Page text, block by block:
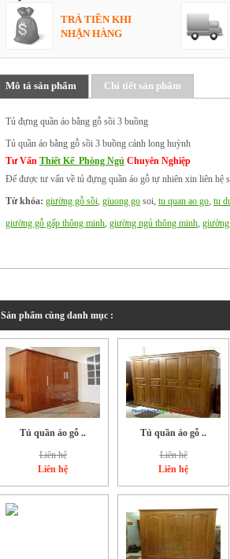
TRẢ TIỀN KHI
NHẬN HÀNG
Mô tả sản phẩm Chi tiết sản phẩm
Tủ đựng quần áo bằng gỗ sồi 3 buồng
Tủ quần áo bằng gỗ sồi 3 buồng cánh long huỳnh
Tư Vấn Thiết Kế Phòng Ngủ Chuyên Nghiệp
Để được tư vấn về tủ đựng quần áo gỗ tự nhiên xin liên hệ
Từ khóa: giường gỗ sồi, giuong go soi, tu quan ao go, tu
giường gỗ gấp thông minh, giường ngủ thông minh,
Sản phẩm cùng danh mục :
Tủ quần áo gỗ ..
Liên hệ
Liên hệ
Tủ quần áo gỗ ..
Liên hệ
Liên hệ